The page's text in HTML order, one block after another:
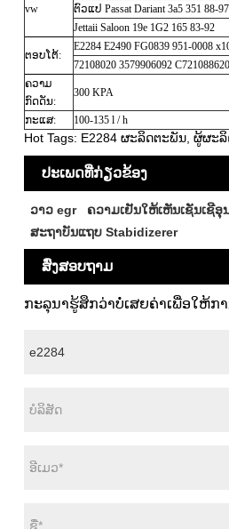
vw
ຕົວແປ Passat Dariant 3a5 351 88-97
Jettaii Saloon 19e 1G2 165 83-92
ຕອບໂຕ້:
E2284 E2490 FG0839 951-0008
72108020 3579906092 C721088620
ຄວາມ
ກົດດັນ:
300 KPA
ກະແສ: 100-135 l / h
Hot Tags: E2284 ຜະລິດຕະພັນ, ຜູ້ຜະ
ປະເພດທີ່ກ່ຽວຂ້ອງ
ວາວ egr ຄວາມເຢັນໃຫ້ເຫັນເຊັນເຊີອຸ
ສະຖາບັນແຖບ Stabidizerer
ສົ່ງສອບຖາມ
ກະລຸນາຮູ້ສຶກວ່າບໍ່ເສຍຄ່າເພື່ອໃຫ້ກ